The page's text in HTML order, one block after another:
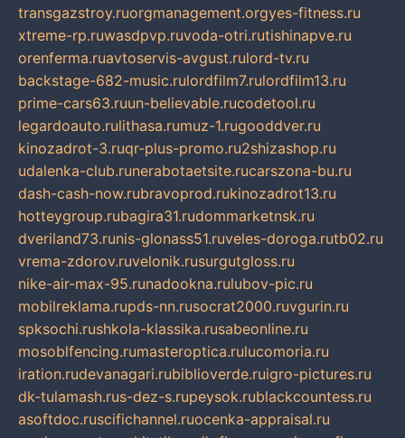
transgazstroy.ruorgmanagement.orgyes-fitness.ru
xtreme-rp.ruwasdpvp.ruvoda-otri.rutishinapve.ru
orenferma.ruavtoservis-avgust.rulord-tv.ru
backstage-682-music.rulordfilm7.rulordfilm13.ru
prime-cars63.ruun-believable.rucodetool.ru
legardoauto.rulithasa.rumuz-1.rugooddver.ru
kinozadrot-3.ruqr-plus-promo.ru2shizashop.ru
udalenka-club.runerabotaetsite.rucarszona-bu.ru
dash-cash-now.rubravoprod.rukinozadrot13.ru
hotteygroup.rubagira31.rudommarketnsk.ru
dveriland73.runis-glonass51.ruveles-doroga.rutb02.ru
vrema-zdorov.ruvelonik.rusurgutgloss.ru
nike-air-max-95.runadookna.rulubov-pic.ru
mobilreklama.rupds-nn.rusocrat2000.ruvgurin.ru
spksochi.rushkola-klassika.rusabeonline.ru
mosoblfencing.rumasteroptica.rulucomoria.ru
iration.rudevanagari.rubiblioverde.ruigro-pictures.ru
dk-tulamash.rus-dez-s.rupeysok.rublackcountess.ru
asoftdoc.ruscifichannel.ruocenka-appraisal.ru